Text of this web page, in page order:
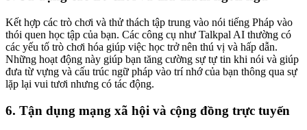
Kết hợp các trò chơi và thử thách tập trung vào nói tiếng Pháp vào
thói quen học tập của bạn. Các công cụ như Talkpal AI thường có
các yếu tố trò chơi hóa giúp việc học trở nên thú vị và hấp dẫn.
Những hoạt động này giúp bạn tăng cường sự tự tin khi nói và giúp
đưa từ vựng và cấu trúc ngữ pháp vào trí nhớ của bạn thông qua sự
lặp lại vui tươi nhưng có tác động.
6. Tận dụng mạng xã hội và cộng đồng trực tuyến